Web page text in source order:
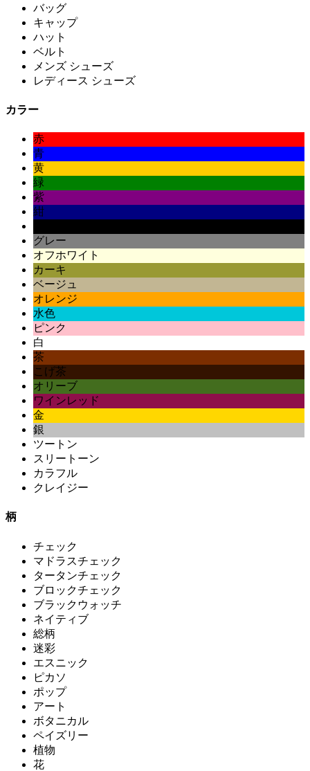
バッグ
キャップ
ハット
ベルト
メンズ シューズ
レディース シューズ
カラー
赤
青
黄
緑
紫
紺
グレー
オフホワイト
カーキ
ベージュ
オレンジ
水色
ピンク
白
茶
こげ茶
オリーブ
ワインレッド
金
銀
ツートン
スリートーン
カラフル
クレイジー
柄
チェック
マドラスチェック
タータンチェック
ブロックチェック
ブラックウォッチ
ネイティブ
総柄
迷彩
エスニック
ピカソ
ポップ
アート
ボタニカル
ペイズリー
植物
花